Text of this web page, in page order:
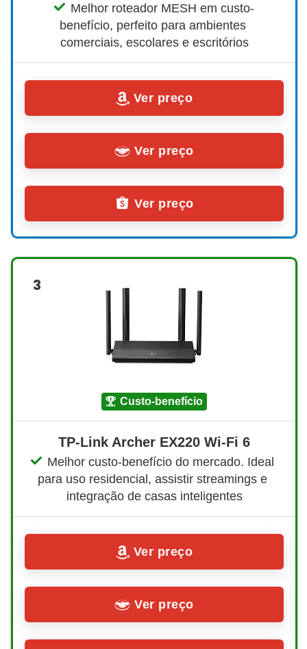
Melhor roteador MESH em custo-
benefício, perfeito para ambientes
comerciais, escolares e escritórios
Ver preço
Ver preço
Ver preço
3
custo-benefício
TP-Link Archer EX220 Wi-Fi 6
Melhor custo-benefício do mercado. Ideal
para uso residencial, assistir streamings e
integração de casas inteligentes
Ver preço
Ver preço